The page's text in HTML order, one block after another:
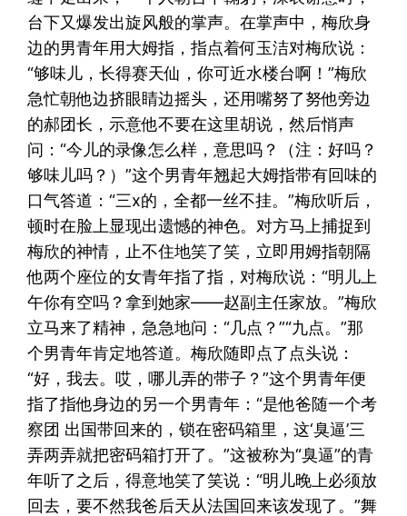
台下又爆发出旋风般的掌声。在掌声中，梅欣身
边的男青年用大姆指，指点着何玉洁对梅欣说：
“够味儿，长得赛天仙，你可近水楼台啊！”梅欣
急忙朝他边挤眼睛边摇头，还用嘴努了努他旁边
的郝团长，示意他不要在这里胡说，然后悄声
问：“今儿的录像怎么样，意思吗？（注：好吗？
够味儿吗？）”这个男青年翘起大姆指带有回味的
口气答道：“三x的，全都一丝不挂。”梅欣听后，
顿时在脸上显现出遗憾的神色。对方马上捕捉到
梅欣的神情，止不住地笑了笑，立即用姆指朝隔
他两个座位的女青年指了指，对梅欣说：“明儿上
午你有空吗？拿到她家——赵副主任家放。”梅欣
立马来了精神，急急地问：“几点？”“九点。”那
个男青年肯定地答道。梅欣随即点了点头说：
“好，我去。哎，哪儿弄的带子？”这个男青年便
指了指他身边的另一个男青年：“是他爸随一个考
察团 出国带回来的，锁在密码箱里，这‘臭逼’三
弄两弄就把密码箱打开了。”这被称为“臭逼”的青
年听了之后，得意地笑了笑说：“明儿晚上必须放
回去，要不然我爸后天从法国回来该发现了。”舞